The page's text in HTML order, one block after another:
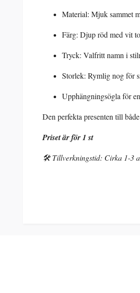
Material: Mjuk sammet
Färg: Djup röd med vit
Tryck: Valfritt namn i
Storlek: Rymlig nog för
Upphängningsögla för
Den perfekta presenten till
Priset är för 1 st
🛠️ Tillverkningstid: Cirka 1-3